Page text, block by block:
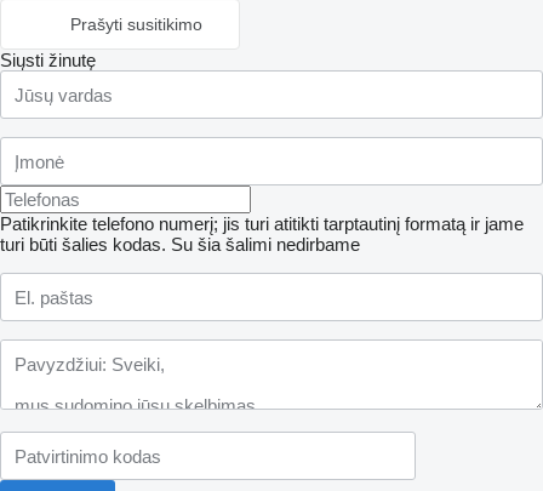
Prašyti susitikimo
Siųsti žinutę
Patikrinkite telefono numerį; jis turi atitikti tarptautinį formatą ir jame
turi būti šalies kodas. Su šia šalimi nedirbame